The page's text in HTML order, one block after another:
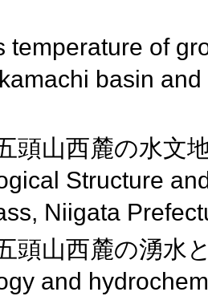
temperature of
basin
頭山西麓の水文
Structure
Niigata
頭山西麓の湧水
and